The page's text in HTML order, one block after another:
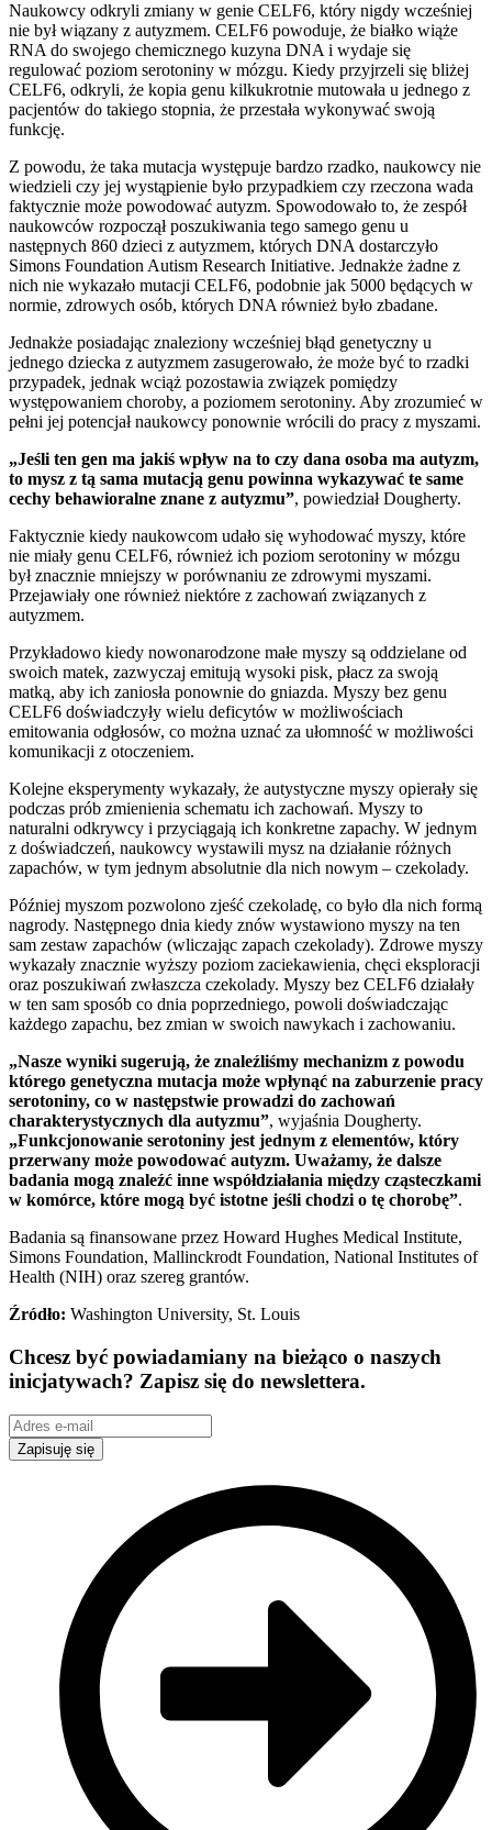
Naukowcy odkryli zmiany w genie CELF6, który nigdy wcześniej
nie był wiązany z autyzmem. CELF6 powoduje, że białko wiąże
RNA do swojego chemicznego kuzyna DNA i wydaje się
regulować poziom serotoniny w mózgu. Kiedy przyjrzeli się bliżej
CELF6, odkryli, że kopia genu kilkukrotnie mutowała u jednego z
pacjentów do takiego stopnia, że przestała wykonywać swoją
funkcję.
Z powodu, że taka mutacja występuje bardzo rzadko, naukowcy nie
wiedzieli czy jej wystąpienie było przypadkiem czy rzeczona wada
faktycznie może powodować autyzm. Spowodowało to, że zespół
naukowców rozpoczął poszukiwania tego samego genu u
następnych 860 dzieci z autyzmem, których DNA dostarczyło
Simons Foundation Autism Research Initiative. Jednakże żadne z
nich nie wykazało mutacji CELF6, podobnie jak 5000 będących w
normie, zdrowych osób, których DNA również było zbadane.
Jednakże posiadając znaleziony wcześniej błąd genetyczny u
jednego dziecka z autyzmem zasugerowało, że może być to rzadki
przypadek, jednak wciąż pozostawia związek pomiędzy
występowaniem choroby, a poziomem serotoniny. Aby zrozumieć w
pełni jej potencjał naukowcy ponownie wrócili do pracy z myszami.
„Jeśli ten gen ma jakiś wpływ na to czy dana osoba ma autyzm,
to mysz z tą sama mutacją genu powinna wykazywać te same
cechy behawioralne znane z autyzmu”, powiedział Dougherty.
Faktycznie kiedy naukowcom udało się wyhodować myszy, które
nie miały genu CELF6, również ich poziom serotoniny w mózgu
był znacznie mniejszy w porównaniu ze zdrowymi myszami.
Przejawiały one również niektóre z zachowań związanych z
autyzmem.
Przykładowo kiedy nowonarodzone małe myszy są oddzielane od
swoich matek, zazwyczaj emitują wysoki pisk, płacz za swoją
matką, aby ich zaniosła ponownie do gniazda. Myszy bez genu
CELF6 doświadczyły wielu deficytów w możliwościach
emitowania odgłosów, co można uznać za ułomność w możliwości
komunikacji z otoczeniem.
Kolejne eksperymenty wykazały, że autystyczne myszy opierały się
podczas prób zmienienia schematu ich zachowań. Myszy to
naturalni odkrywcy i przyciągają ich konkretne zapachy. W jednym
z doświadczeń, naukowcy wystawili mysz na działanie różnych
zapachów, w tym jednym absolutnie dla nich nowym – czekolady.
Później myszom pozwolono zjeść czekoladę, co było dla nich formą
nagrody. Następnego dnia kiedy znów wystawiono myszy na ten
sam zestaw zapachów (wliczając zapach czekolady). Zdrowe myszy
wykazały znacznie wyższy poziom zaciekawienia, chęci eksploracji
oraz poszukiwań zwłaszcza czekolady. Myszy bez CELF6 działały
w ten sam sposób co dnia poprzedniego, powoli doświadczając
każdego zapachu, bez zmian w swoich nawykach i zachowaniu.
„Nasze wyniki sugerują, że znaleźliśmy mechanizm z powodu
którego genetyczna mutacja może wpłynąć na zaburzenie pracy
serotoniny, co w następstwie prowadzi do zachowań
charakterystycznych dla autyzmu”, wyjaśnia Dougherty.
„Funkcjonowanie serotoniny jest jednym z elementów, który
przerwany może powodować autyzm. Uważamy, że dalsze
badania mogą znaleźć inne współdziałania między cząsteczkami
w komórce, które mogą być istotne jeśli chodzi o tę chorobę”.
Badania są finansowane przez Howard Hughes Medical Institute,
Simons Foundation, Mallinckrodt Foundation, National Institutes of
Health (NIH) oraz szereg grantów.
Źródło: Washington University, St. Louis
Chcesz być powiadamiany na bieżąco o naszych
inicjatywach? Zapisz się do newslettera.
Zapisuję się